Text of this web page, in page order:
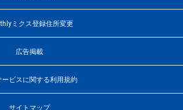
ミクス登録住所変更
広告掲載
ービスに関する利用規約
サイトマップ